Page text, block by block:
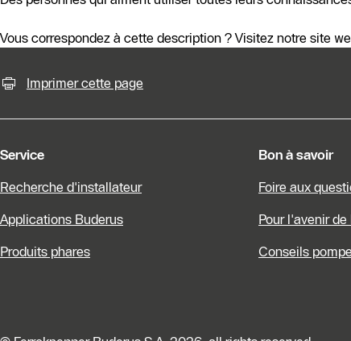
Vous correspondez à cette description ? Visitez notre site
Imprimer cette page
Service
Recherche d'installateur
Applications Buderus
Produits phares
Bon à savoir
Foire aux
Pour l'avenir
Conseils